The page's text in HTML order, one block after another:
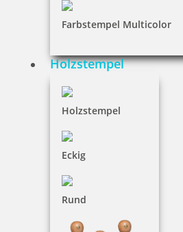
Farbstempel Multicolor
Holzstempel
Holzstempel
Eckig
Rund
13,05 €
Jetzt gestalten